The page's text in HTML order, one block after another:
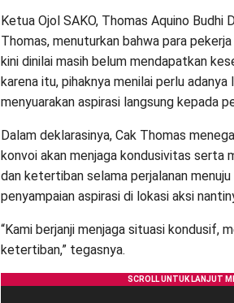
Ketua Ojol SAKO, Thomas Aquino Budhi
Thomas, menuturkan bahwa para
kini dinilai masih belum mendapatkan
karena itu, pihaknya menilai perlu
menyuarakan aspirasi langsung kepada
Dalam deklarasinya, Cak Thomas
konvoi akan menjaga kondusivitas serta
dan ketertiban selama perjalanan
penyampaian aspirasi di lokasi aksi
“Kami berjanji menjaga situasi kondusif,
ketertiban,” tegasnya.